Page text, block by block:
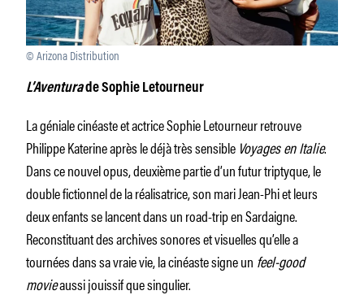
© Arizona Distribution
L’Aventurade Sophie Letourneur
La géniale cinéaste et actrice Sophie Letourneur retrouve
Philippe Katerine après le déjà très sensible Voyages en Italie.
Dans ce nouvel opus, deuxième partie d’un futur triptyque, le
double fictionnel de la réalisatrice, son mari Jean-Phi et leurs
deux enfants se lancent dans un road-trip en Sardaigne.
Reconstituant des archives sonores et visuelles qu’elle a
tournées dans sa vraie vie, la cinéaste signe un feel-good
movieaussi jouissif que singulier.